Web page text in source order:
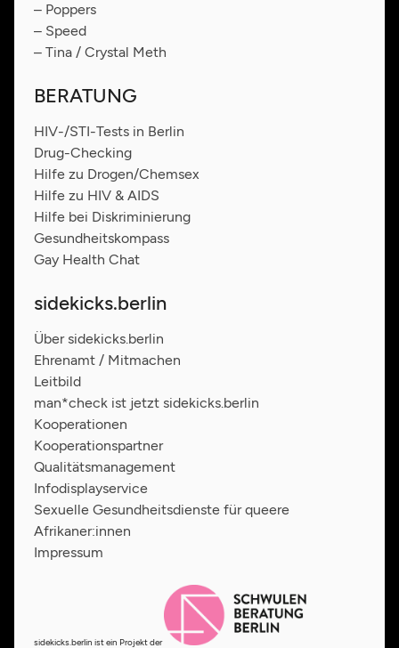
– Poppers
– Speed
– Tina / Crystal Meth
BERATUNG
HIV-/STI-Tests in Berlin
Drug-Checking
Hilfe zu Drogen/Chemsex
Hilfe zu HIV & AIDS
Hilfe bei Diskriminierung
Gesundheitskompass
Gay Health Chat
sidekicks.berlin
Über sidekicks.berlin
Ehrenamt / Mitmachen
Leitbild
man*check ist jetzt sidekicks.berlin
Kooperationen
Kooperationspartner
Qualitätsmanagement
Infodisplayservice
Sexuelle Gesundheitsdienste für queere
Afrikaner:innen
Impressum
sidekicks.berlin ist ein Projekt der